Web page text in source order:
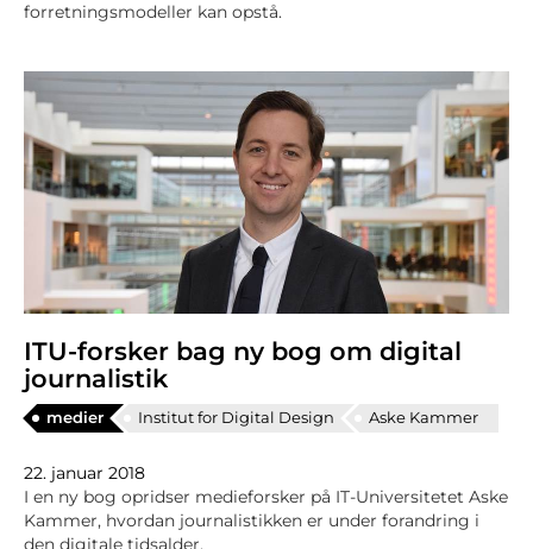
forretningsmodeller kan opstå.
ITU-forsker bag ny bog om digital
journalistik
medier Institut for Digital Design Aske Kammer
22. januar 2018
I en ny bog opridser medieforsker på IT-Universitetet Aske
Kammer, hvordan journalistikken er under forandring i
den digitale tidsalder.